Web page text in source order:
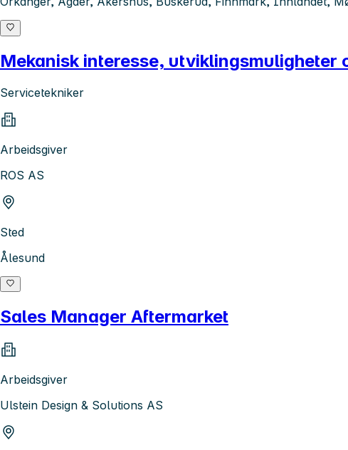
Mekanisk interesse, utviklingsmuligheter
Servicetekniker
Arbeidsgiver
ROS AS
Sted
Ålesund
Sales Manager Aftermarket
Arbeidsgiver
Ulstein Design & Solutions AS